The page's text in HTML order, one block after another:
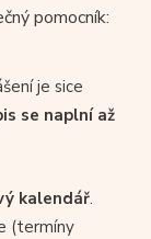
pomocník:
je sice
se naplní až
kalendář.
(termíny